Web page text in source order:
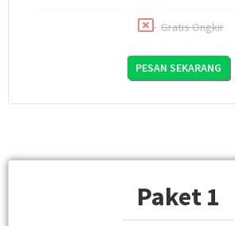
Gratis Ongkir
PESAN SEKARANG
Paket 1